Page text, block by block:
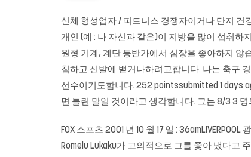
신체 형성업자 / 피트니스 경쟁자이거나 단지 건
개인 (예 : 나 자신과 같은)이 지방을 많이 섭취
원형 기계, 계단 등반가에서 심장을 좋아하지 않
침하고 신발에 뱉거나하려고합니다. 나는 축구
선수이기도합니다. 252 pointssubmitted 1 days
면 틀린 말일 것이라고 생각합니다. 그는 8/3 3
FOX 스포츠 2001 년 10 월 17 일 :
Romelu Lukaku가 고의적으로 그를 쫓아 냈다고